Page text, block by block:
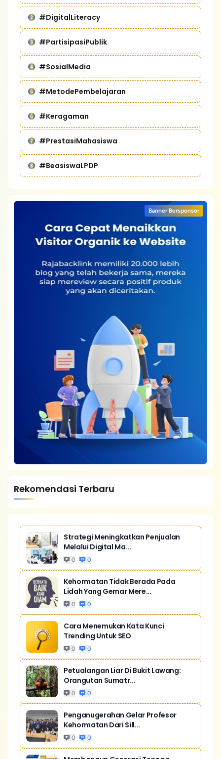
#DigitalLiteracy
#PartisipasiPublik
#SosialMedia
#MetodePembelajaran
#Keragaman
#PrestasiMahasiswa
#BeasiswaLPDP
Banner Bersponsor
Rekomendasi Terbaru
Strategi Meningkatkan Penjualan
Melalui Digital Ma...
0 0
Kehormatan Tidak Berada Pada
Lidah Yang Gemar Mere...
0 0
Cara Menemukan Kata Kunci
Trending Untuk SEO
0 0
Petualangan Liar Di Bukit Lawang:
Orangutan Sumatr...
0 0
Penganugerahan Gelar Profesor
Kehormatan Dari Sill...
0 0